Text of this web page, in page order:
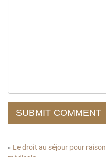
SUBMIT COMMENT
« Le droit au séjour pour raison